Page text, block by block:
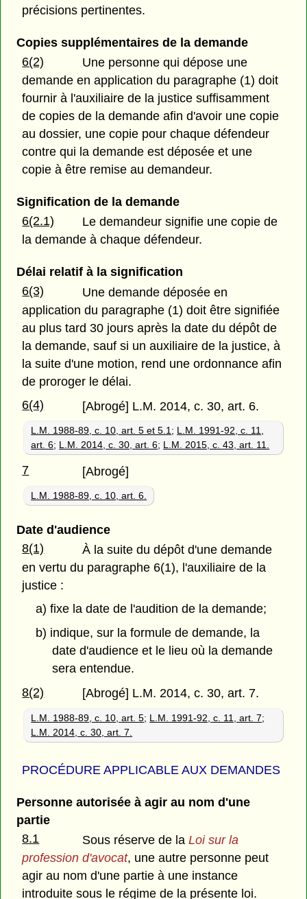
précisions pertinentes.
Copies supplémentaires de la demande
6(2)
Une personne qui dépose une
demande en application du paragraphe (1) doit
fournir à l'auxiliaire de la justice suffisamment
de copies de la demande afin d'avoir une copie
au dossier, une copie pour chaque défendeur
contre qui la demande est déposée et une
copie à être remise au demandeur.
Signification de la demande
6(2.1)
Le demandeur signifie une copie de
la demande à chaque défendeur.
Délai relatif à la signification
6(3)
Une demande déposée en
application du paragraphe (1) doit être signifiée
au plus tard 30 jours après la date du dépôt de
la demande, sauf si un auxiliaire de la justice, à
la suite d'une motion, rend une ordonnance afin
de proroger le délai.
6(4)
[Abrogé] L.M. 2014, c. 30, art. 6.
L.M. 1988-89, c. 10, art. 5 et 5.1; L.M. 1991-92, c. 11,
art. 6; L.M. 2014, c. 30, art. 6; L.M. 2015, c. 43, art. 11.
7 [Abrogé]
L.M. 1988-89, c. 10, art. 6.
Date d'audience
8(1)
À la suite du dépôt d'une demande
en vertu du paragraphe 6(1), l'auxiliaire de la
justice :
a) fixe la date de l'audition de la demande;
b) indique, sur la formule de demande, la
date d'audience et le lieu où la demande
sera entendue.
8(2)
[Abrogé] L.M. 2014, c. 30, art. 7.
L.M. 1988-89, c. 10, art. 5; L.M. 1991-92, c. 11, art. 7;
L.M. 2014, c. 30, art. 7.
PROCÉDURE APPLICABLE AUX DEMANDES
Personne autorisée à agir au nom d'une
partie
8.1
Sous réserve de laLoi sur la
profession d'avocat, une autre personne peut
agir au nom d'une partie à une instance
introduite sous le régime de la présente loi.